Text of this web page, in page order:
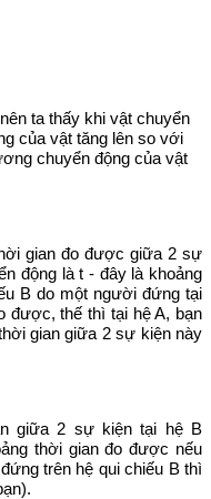
ta thấy khi vật chuyển
của vật tăng lên so với
chuyển động của vật
gian đo được giữa 2 sự
động là t - đây là khoảng
B do một người đứng tại
được, thế thì tại hệ A, bạn
gian giữa 2 sự kiện này
giữa 2 sự kiện tại hệ B
thời gian đo được nếu
trên hệ qui chiếu B thì